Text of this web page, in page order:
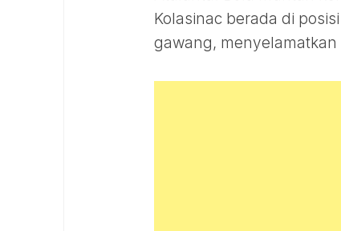
Kolasinac berada di
gawang,